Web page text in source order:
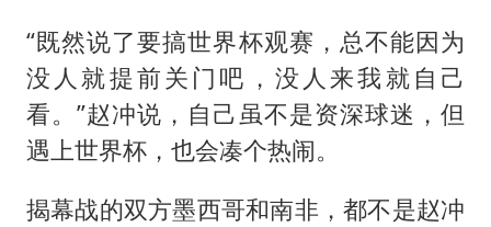
“既然说了要搞世界杯观赛，总不能因为
没人就提前关门吧，没人来我就自己
看。”赵冲说，自己虽不是资深球迷，但
遇上世界杯，也会凑个热闹。
揭幕战的双方墨西哥和南非，都不是赵冲